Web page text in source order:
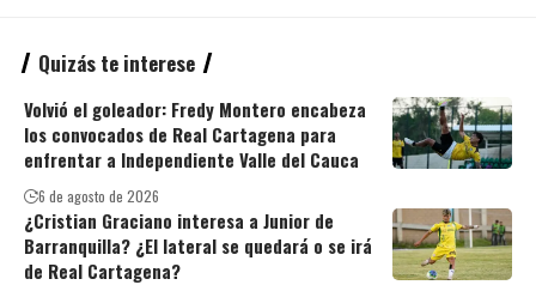
Quizás te interese
Volvió el goleador: Fredy Montero encabeza
los convocados de Real Cartagena para
enfrentar a Independiente Valle del Cauca
6 de agosto de 2026
¿Cristian Graciano interesa a Junior de
Barranquilla? ¿El lateral se quedará o se irá
de Real Cartagena?